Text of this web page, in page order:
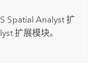
Spatial Analyst 扩
扩展模块。